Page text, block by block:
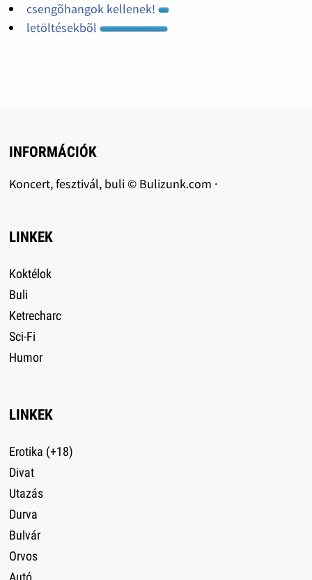
csengõhangok kellenek!
letöltésekbõl
INFORMÁCIÓK
Koncert, fesztivál, buli © Bulizunk.com ·
LINKEK
Koktélok
Buli
Ketrecharc
Sci-Fi
Humor
LINKEK
Erotika (+18)
Divat
Utazás
Durva
Bulvár
Orvos
Autó